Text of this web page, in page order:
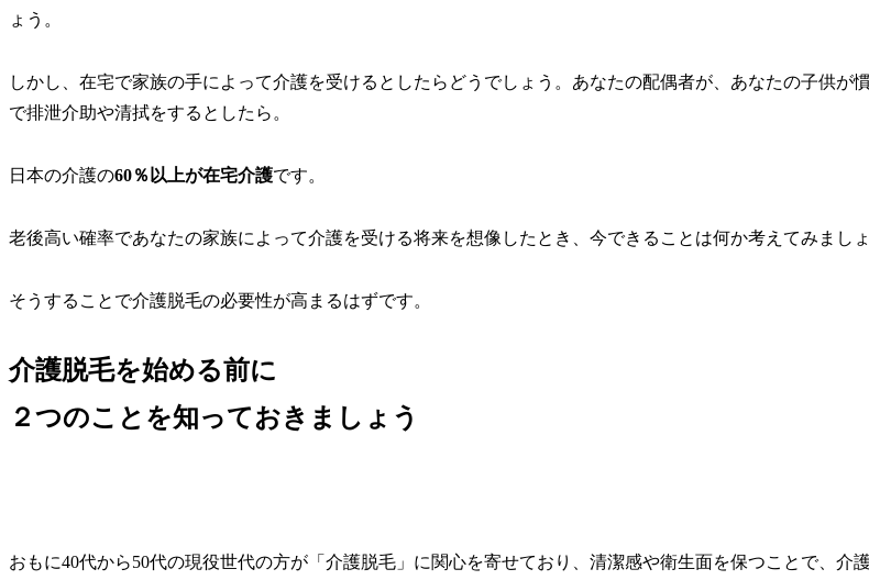
ょう。
しかし、在宅で家族の手によって介護を受けるとしたらどうでしょう。 あなたの配偶者が、あなたの子供が
で排泄介助や清拭をするとしたら。
日本の介護の60％以上が在宅介護です。
老後高い確率であなたの家族によって介護を受ける将来を想像したとき、今できることは何か考えてみましょ
そうすることで介護脱毛の必要性が高まるはずです。
介護脱毛を始める前に
２つのこと を知っておきましょう
おもに40代から50代の現役世代の方が「介護脱毛」に関心を寄せており、清潔感や衛生面を保つことで、介